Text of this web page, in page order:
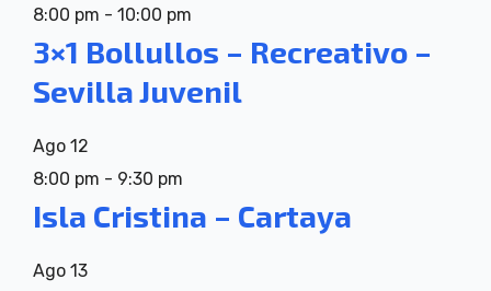
8:00 pm - 10:00 pm
3×1 Bollullos – Recreativo –
Sevilla Juvenil
Ago 12
8:00 pm - 9:30 pm
Isla Cristina – Cartaya
Ago 13